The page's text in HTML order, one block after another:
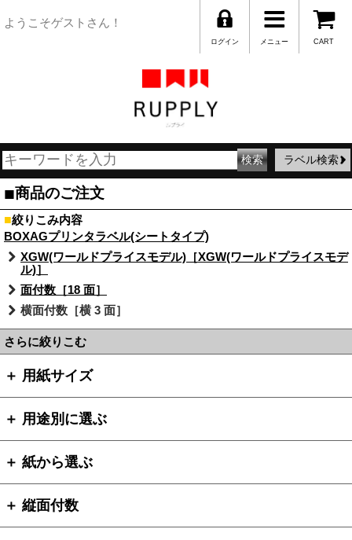
ようこそゲストさん！
CART
メニュー
ログイン
ラベル検索
■商品のご注文
■絞りこみ内容
BOXAGプリンタラベル(シートタイプ)
XGW(ワールドプライスモデル)［XGW(ワールドプライスモデ
ル)］
面付数［18 面］
横面付数［横 3 面］
さらに絞りこむ
＋ 用紙サイズ
＋ 用途別に選ぶ
＋ 紙から選ぶ
＋ 縦面付数